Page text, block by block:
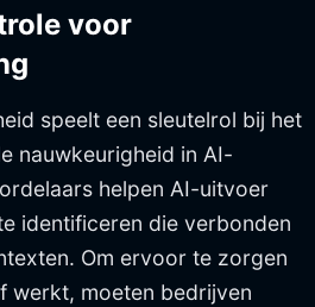
voor
speelt een sleutelrol bij het
nauwkeurigheid in AI-
helpen AI-uitvoer
identificeren die verbonden
Om ervoor te zorgen
werkt, moeten bedrijven